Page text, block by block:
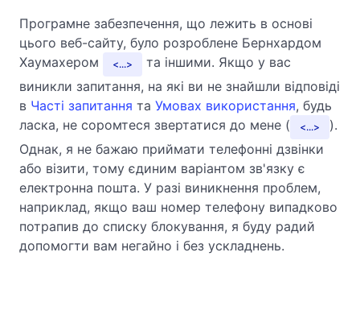
Програмне забезпечення, що лежить в основі
цього веб-сайту, було розроблене Бернхардом
Хаумахером
...
та іншими. Якщо у вас
виникли запитання, на які ви не знайшли відповіді
в Часті запитання та Умовах використання, будь
ласка, не соромтеся звертатися до мене (
...
).
Однак, я не бажаю приймати телефонні дзвінки
або візити, тому єдиним варіантом зв'язку є
електронна пошта. У разі виникнення проблем,
наприклад, якщо ваш номер телефону випадково
потрапив до списку блокування, я буду радий
допомогти вам негайно і без ускладнень.